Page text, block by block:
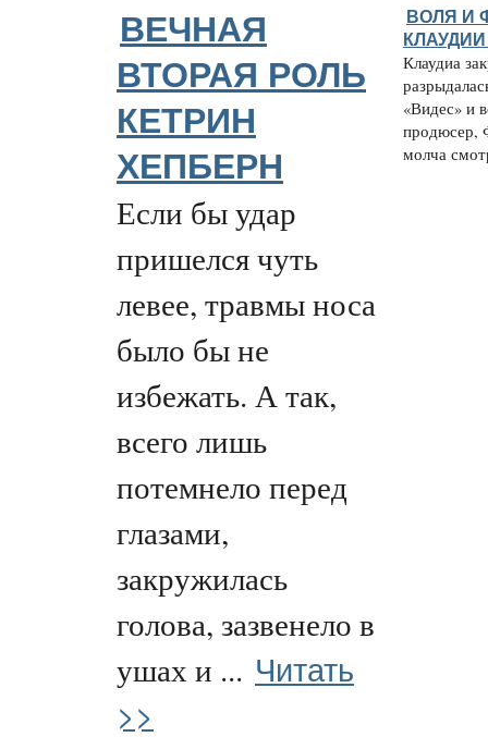
ВЕЧНАЯ
ВТОРАЯ РОЛЬ
КЕТРИН
ХЕПБЕРН
Если бы удар
пришелся чуть
левее, травмы носа
было бы не
избежать. А так,
всего лишь
потемнело перед
глазами,
закружилась
голова, зазвенело в
ушах и ... Читать
>>
ВОЛЯ И
Клаудиа
«Видес» и
продюсер,
молча